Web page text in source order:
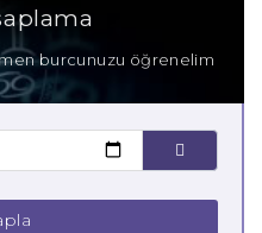
burcunuzu öğrenelim